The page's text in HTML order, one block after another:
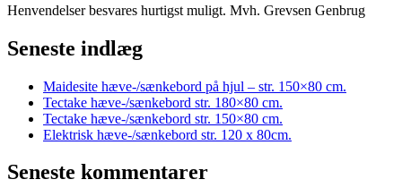
Henvendelser besvares hurtigst muligt. Mvh. Grevsen Genbrug
Seneste indlæg
Maidesite hæve-/sænkebord på hjul – str. 150×80 cm.
Tectake hæve-/sænkebord str. 180×80 cm.
Tectake hæve-/sænkebord str. 150×80 cm.
Elektrisk hæve-/sænkebord str. 120 x 80cm.
Seneste kommentarer